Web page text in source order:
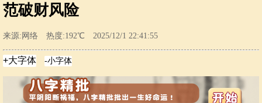
范破财风险
来源:网络 热度:192℃ 2025/12/1 22:41:55